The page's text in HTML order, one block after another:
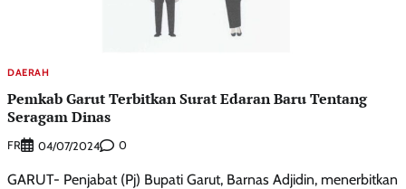
DAERAH
Pemkab Garut Terbitkan Surat Edaran Baru Tentang
Seragam Dinas
FR 04/07/2024 0
GARUT- Penjabat (Pj) Bupati Garut, Barnas Adjidin, menerbitkan